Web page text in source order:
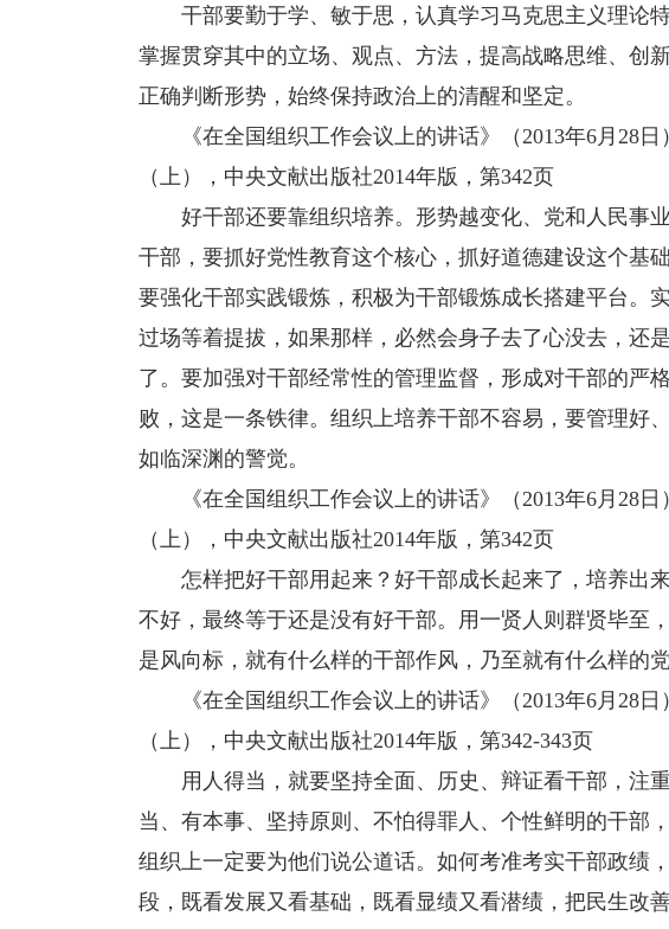
干部要勤于学、敏于思，认真学习马克思主义理论特
掌握贯穿其中的立场、观点、方法，提高战略思维、创
正确判断形势，始终保持政治上的清醒和坚定。
《在全国组织工作会议上的讲话》（2013年6月28日
（上），中央文献出版社2014年版，第342页
好干部还要靠组织培养。形势越变化、党和人民事
干部，要抓好党性教育这个核心，抓好道德建设这个基
要强化干部实践锻炼，积极为干部锻炼成长搭建平台。
过场等着提拔，如果那样，必然会身子去了心没去，还
了。要加强对干部经常性的管理监督，形成对干部的严
败，这是一条铁律。组织上培养干部不容易，要管理好
如临深渊的警觉。
《在全国组织工作会议上的讲话》（2013年6月28日
（上），中央文献出版社2014年版，第342页
怎样把好干部用起来？好干部成长起来了，培养出来
不好，最终等于还是没有好干部。用一贤人则群贤毕至
是风向标，就有什么样的干部作风，乃至就有什么样的党
《在全国组织工作会议上的讲话》（2013年6月28日
（上），中央文献出版社2014年版，第342-343页
用人得当，就要坚持全面、历史、辩证看干部，注
当、有本事、坚持原则、不怕得罪人、个性鲜明的干部
组织上一定要为他们说公道话。如何考准考实干部政绩
段，既看发展又看基础，既看显绩又看潜绩，把民生改